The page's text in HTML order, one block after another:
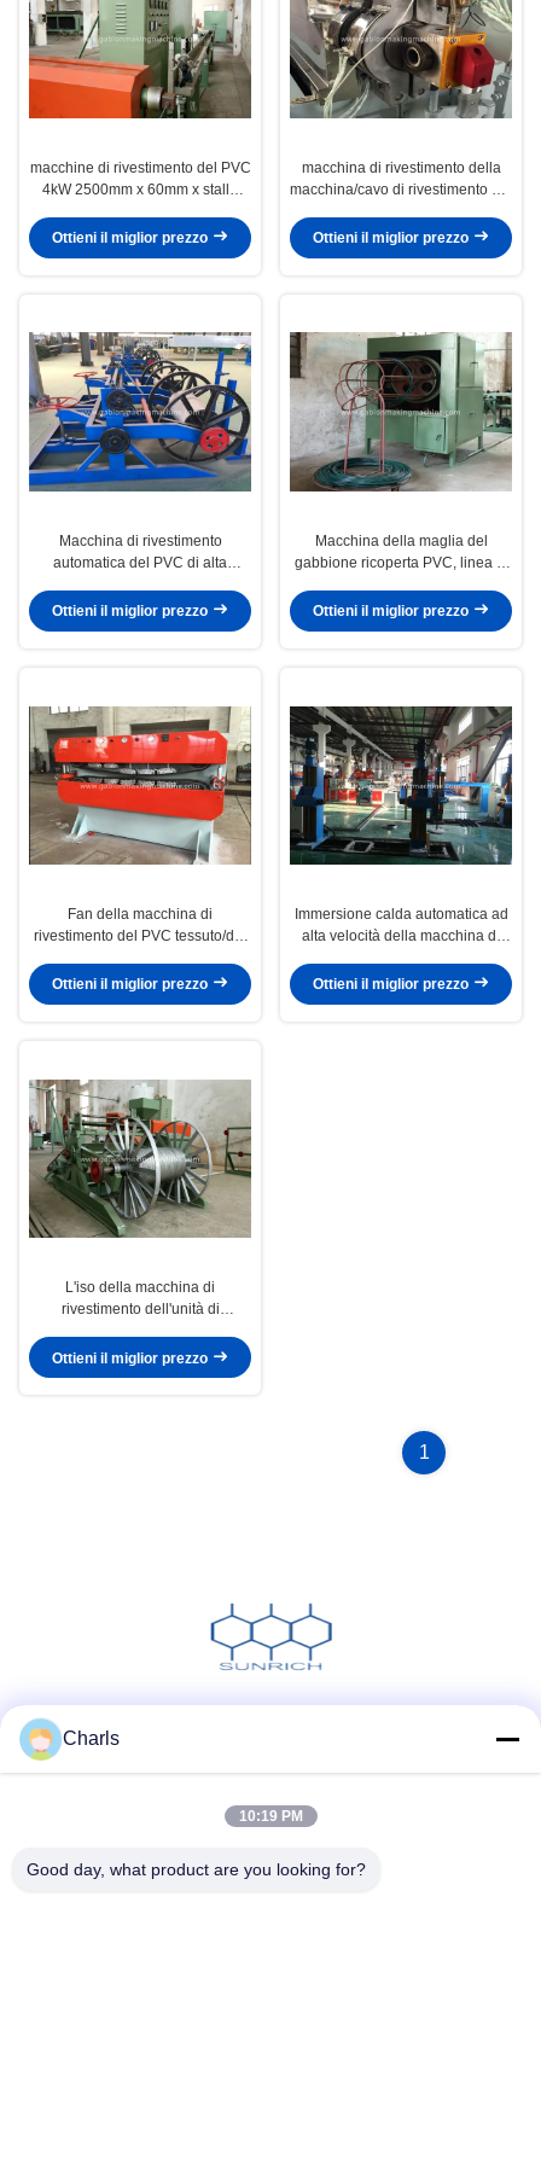
macchine di rivestimento del PVC
4kW 2500mm x 60mm x stalla
civile
Ottieni il miglior prezzo
macchina di rivestimento della
macchina/cavo di rivestimento del
230KW per il ponte
Ottieni il miglior prezzo
Macchina di rivestimento
automatica del PVC di alta
convoglio di riscaldamento
Ottieni il miglior prezzo
Macchina della maglia del
gabbione ricoperta PVC, linea di
PVC uscita della stalla
Ottieni il miglior prezzo
Fan della macchina di
rivestimento del PVC tessuto/del
rivestimento del cavo elettrico
Ottieni il miglior prezzo
Immersione calda automatica ad
alta velocità della macchina di
galvanizzata con spessore di
1mm
Ottieni il miglior prezzo
L'iso della macchina di
rivestimento dell'unità di
macchina di rivestimento
galvanizzata/alta efficienza ha
Ottieni il miglior prezzo
1
Charls
10:19 PM
Good day, what product are you looking for?